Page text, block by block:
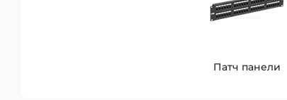
Патч панели